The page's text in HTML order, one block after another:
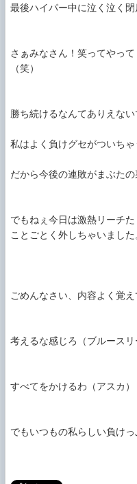
最後ハイパー中に泣く泣く閉
さぁみなさん！笑ってやっ
（笑）
勝ち続けるなんてありえない
私はよく負けグセがついちゃ
だから今後の連敗がまぶた
でもねぇ今日は激熱リーチた
ことごとく外しちゃいました
ごめんなさい、内容よく覚え
考えるな感じろ（ブルースリ
すべてをかけるわ（アスカ）
でもいつもの私らしい負け